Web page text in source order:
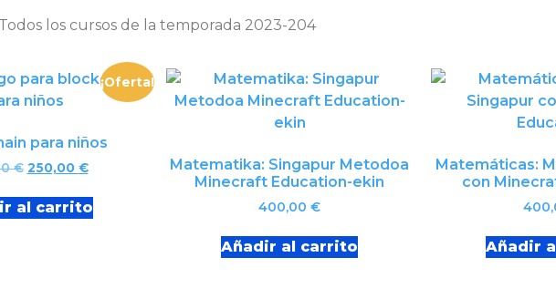
Todos los cursos de la temporada 2023-204
¡Oferta!
para niños
€ 250,00 €
al carrito
Matematika: Singapur Metodoa
Minecraft Education-ekin
400,00 €
Añadir al carrito
Matemáticas:
con
Añadir